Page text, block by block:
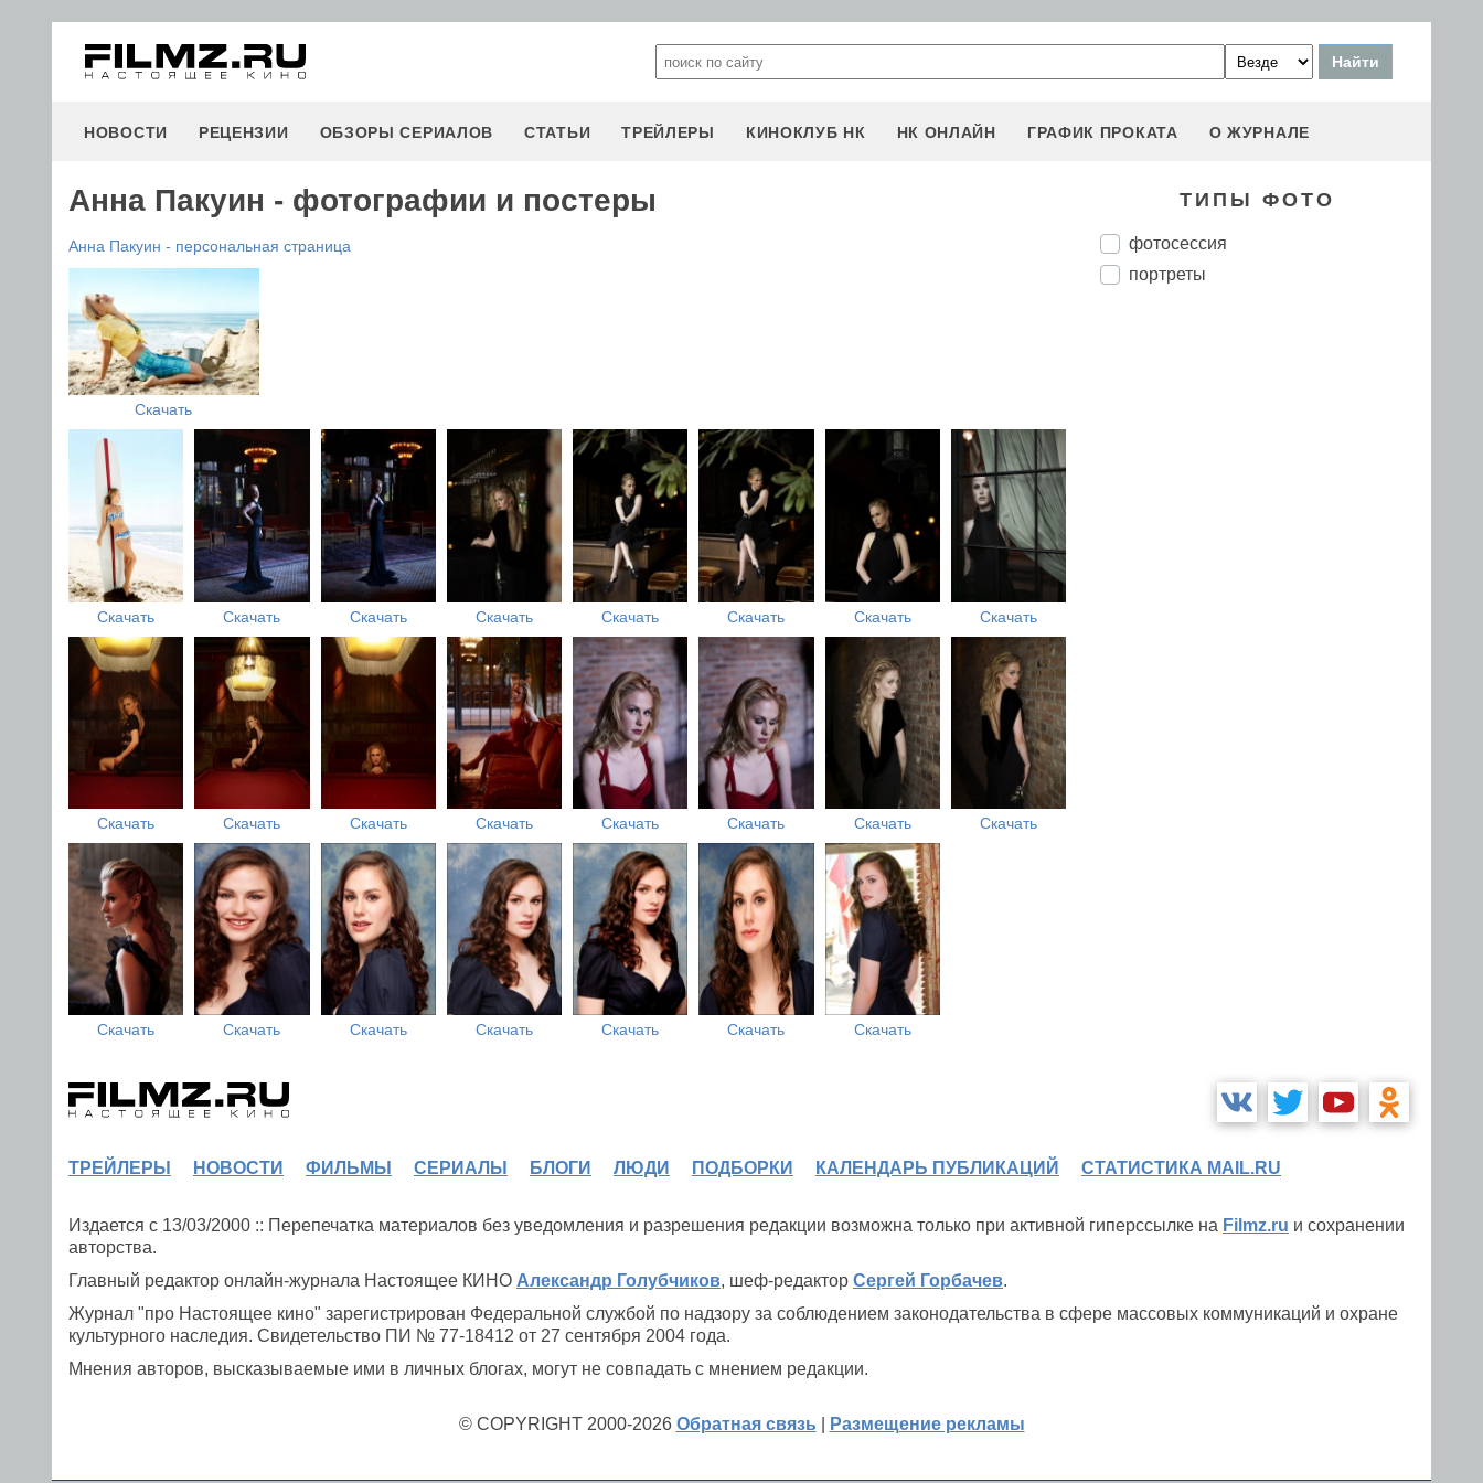
НОВОСТИ РЕЦЕНЗИИ ОБЗОРЫ СЕРИАЛОВ СТАТЬИ ТРЕЙЛЕРЫ КИНОКЛУБ НК НК ОНЛАЙН ГРАФИК ПРОКАТА О ЖУРНАЛЕ
Анна Пакуин - фотографии и постеры
Анна Пакуин - персональная страница
Скачать
Скачать Скачать Скачать Скачать Скачать Скачать Скачать Скачать
Скачать Скачать Скачать Скачать Скачать Скачать Скачать Скачать
Скачать Скачать Скачать Скачать Скачать Скачать Скачать
ТИПЫ ФОТО
фотосессия
портреты
ТРЕЙЛЕРЫ НОВОСТИ ФИЛЬМЫ СЕРИАЛЫ БЛОГИ ЛЮДИ ПОДБОРКИ КАЛЕНДАРЬ ПУБЛИКАЦИЙ СТАТИСТИКА MAIL.RU
Издается с 13/03/2000 :: Перепечатка материалов без уведомления и разрешения редакции возможна только при активной гиперссылке на Filmz.ru и сохранении
авторства.
Главный редактор онлайн-журнала Настоящее КИНО Александр Голубчиков, шеф-редактор Сергей Горбачев.
Журнал "про Настоящее кино" зарегистрирован Федеральной службой по надзору за соблюдением законодательства в сфере массовых коммуникаций и охране
культурного наследия. Свидетельство ПИ № 77-18412 от 27 сентября 2004 года.
Мнения авторов, высказываемые ими в личных блогах, могут не совпадать с мнением редакции.
© COPYRIGHT 2000-2026 Обратная связь Размещение рекламы